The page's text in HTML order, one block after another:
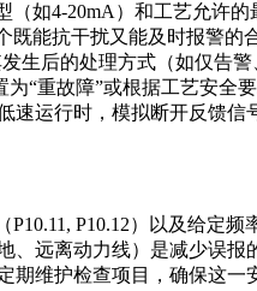
（如4-20mA）和工艺允许
能抗干扰又能及时报警的
生后的处理方式（如仅告
“重故障”或根据工艺安全要
运行时，模拟断开反馈
P10.12）以及给定
、远离动力线）是减少误报
期维护检查项目，确保这一